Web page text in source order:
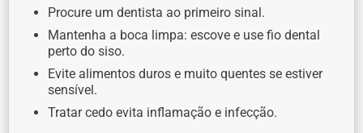
Procure um dentista ao primeiro sinal.
Mantenha a boca limpa: escove e use fio dental
perto do siso.
Evite alimentos duros e muito quentes se estiver
sensível.
Tratar cedo evita inflamação e infecção.